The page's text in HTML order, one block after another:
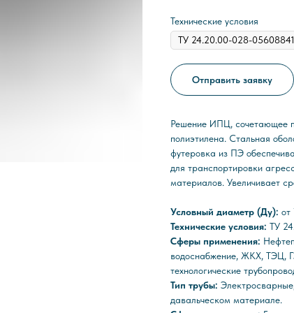
Технические условия
Отправить заявку
Решение ИПЦ, сочетающее
полиэтилена. Стальная
футеровка из ПЭ
для транспортировки
материалов. Увеличивает
Условный диаметр (Ду): от
Технические условия: ТУ
Сферы применения:
водоснабжение, ЖКХ, ТЭЦ,
технологические
Тип трубы:
давальческом материале.